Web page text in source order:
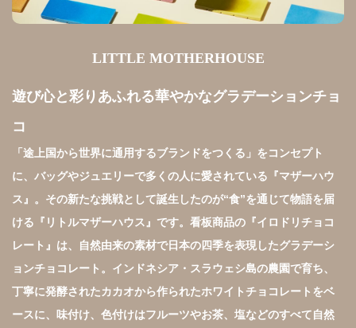
LITTLE MOTHERHOUSE
遊び心と彩りあふれる華やかなグラデーションチョ
コ
「途上国から世界に通用するブランドをつくる」をコンセプト
に、バッグやジュエリーで多くの人に愛されている『マザーハウ
ス』。その新たな挑戦として誕生したのが“食”を通じて物語を届
ける『リトルマザーハウス』です。看板商品の『イロドリチョコ
レート』は、自然由来の素材で日本の四季を表現したグラデーシ
ョンチョコレート。インドネシア・スラウェシ島の農園で育ち、
丁寧に発酵されたカカオから作られたホワイトチョコレートをベ
ースに、味付け、色付けはフルーツやお茶、塩などのすべて自然